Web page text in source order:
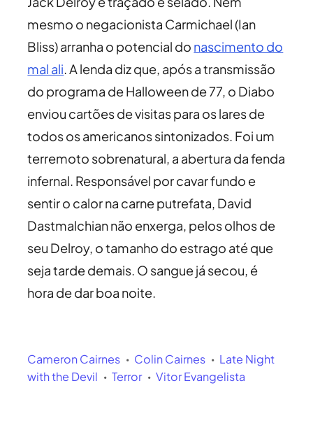
mesmo o negacionista Carmichael (Ian
Bliss) arranha o potencial do nascimento do
mal ali. A lenda diz que, após a transmissão
do programa de Halloween de 77, o Diabo
enviou cartões de visitas para os lares de
todos os americanos sintonizados. Foi um
terremoto sobrenatural, a abertura da fenda
infernal. Responsável por cavar fundo e
sentir o calor na carne putrefata, David
Dastmalchian não enxerga, pelos olhos de
seu Delroy, o tamanho do estrago até que
seja tarde demais. O sangue já secou, é
hora de dar boa noite.
Cameron Cairnes Colin Cairnes
Late Night
with the Devil
Terror Vitor Evangelista